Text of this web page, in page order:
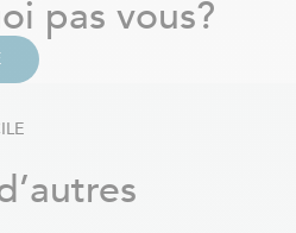
pas vous?